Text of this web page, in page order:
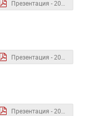
Презентация - 2024.06 - Бахтин П.А.pdf